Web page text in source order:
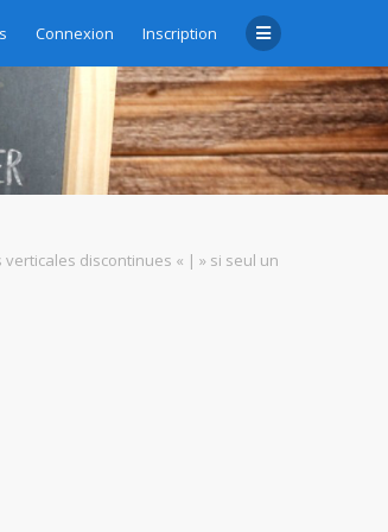
Connexion Inscription
discontinues « | » si seul un